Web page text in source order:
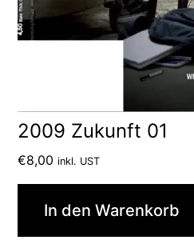
2009 Zukunft 01
€8,00 inkl. UST
In den Warenkorb